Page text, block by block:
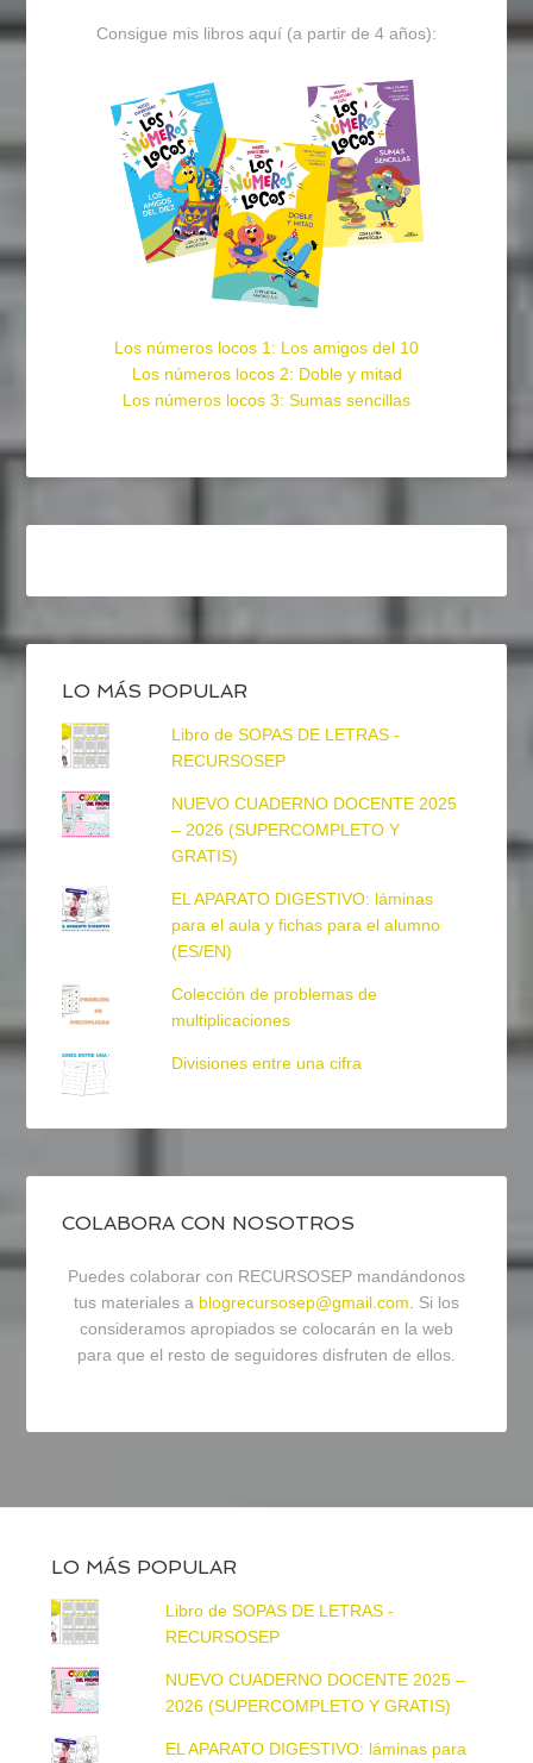
Consigue mis libros aquí (a partir de 4 años):
Los números locos 1: Los amigos del 10
Los números locos 2: Doble y mitad
Los números locos 3: Sumas sencillas
LO MÁS POPULAR
Libro de SOPAS DE LETRAS -
RECURSOSEP
NUEVO CUADERNO DOCENTE 2025
– 2026 (SUPERCOMPLETO Y
GRATIS)
EL APARATO DIGESTIVO: láminas
para el aula y fichas para el alumno
(ES/EN)
Colección de problemas de
multiplicaciones
Divisiones entre una cifra
COLABORA CON NOSOTROS
Puedes colaborar con RECURSOSEP mandándonos
tus materiales a blogrecursosep@gmail.com. Si los
consideramos apropiados se colocarán en la web
para que el resto de seguidores disfruten de ellos.
LO MÁS POPULAR
Libro de SOPAS DE LETRAS -
RECURSOSEP
NUEVO CUADERNO DOCENTE 2025 –
2026 (SUPERCOMPLETO Y GRATIS)
EL APARATO DIGESTIVO: láminas para